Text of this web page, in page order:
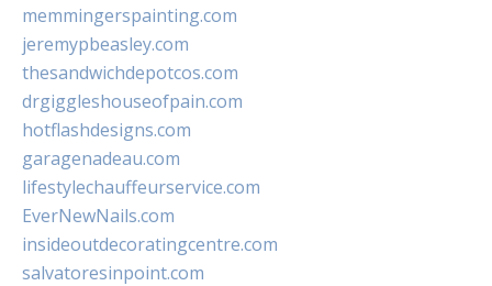
memmingerspainting.com
jeremypbeasley.com
thesandwichdepotcos.com
drgiggleshouseofpain.com
hotflashdesigns.com
garagenadeau.com
lifestylechauffeurservice.com
EverNewNails.com
insideoutdecoratingcentre.com
salvatoresinpoint.com